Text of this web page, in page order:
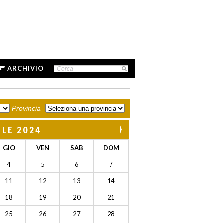
ARCHIVIO
Provincia
2024
GIO VEN SAB DOM
4 5 6 7
11 12 13 14
18 19 20 21
25 26 27 28